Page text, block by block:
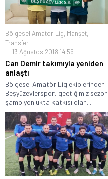
Bölgesel Amatör Lig, Manşet,
Transfer
13 Ağustos 2018 14:56
Can Demir takımıyla yeniden
anlaştı
Bölgesel Amatör Lig ekiplerinden
Beşyüzevlerspor, geçtiğimiz sezon
şampiyonlukta katkısı olan...